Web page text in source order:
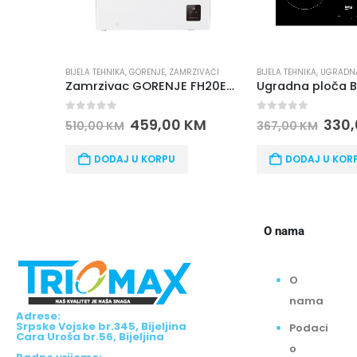
ZAMRZIVAČI
Zamrzivac GORENJE FH20E6W5
459,00KM
BIJELA TEHNIKA,UGRADNA TEHNIKA,UGRADNE PLOČE
Ugradna ploča BEKO HIC 64400 E
0out of 5
367,00KM 330,00KM
BEKO
0
Adrese:
Srpske Vojske br.345, Bijeljina
Cara Uroša br.56, Bijeljina
O nama
O
nama
Podaci
o